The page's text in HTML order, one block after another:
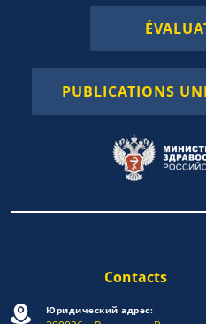
PUBLICATIONS
Contacts
Юридический адрес: